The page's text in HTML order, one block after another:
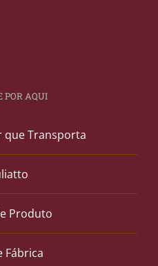
POR AQUI
que Transporta
Produto
Fábrica